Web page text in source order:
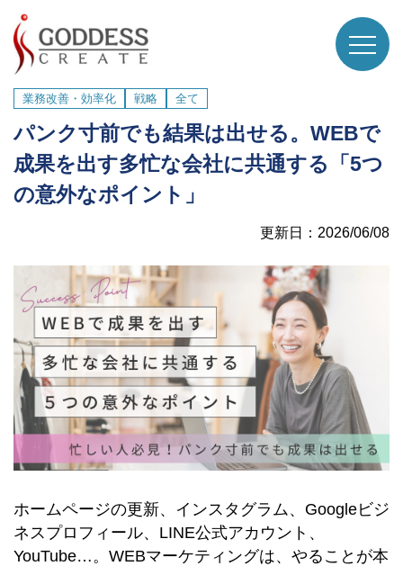
業務改善・効率化 戦略 全て
パンク寸前でも結果は出せる。WEBで
成果を出す多忙な会社に共通する「5つ
の意外なポイント」
更新日：2026/06/08
ホームページの更新、インスタグラム、Googleビジ
ネスプロフィール、LINE公式アカウント、
YouTube…。WEBマーケティングは、やることが本